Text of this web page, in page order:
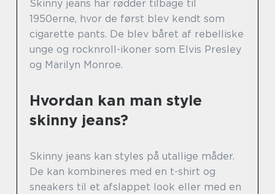
Skinny jeans har rødder tilbage til
1950erne, hvor de først blev kendt som
cigarette pants. De blev båret af rebelliske
unge og rocknroll-ikoner som Elvis Presley
og Marilyn Monroe.
Hvordan kan man style
skinny jeans?
Skinny jeans kan styles på utallige måder.
De kan kombineres med en t-shirt og
sneakers til et afslappet look eller med en